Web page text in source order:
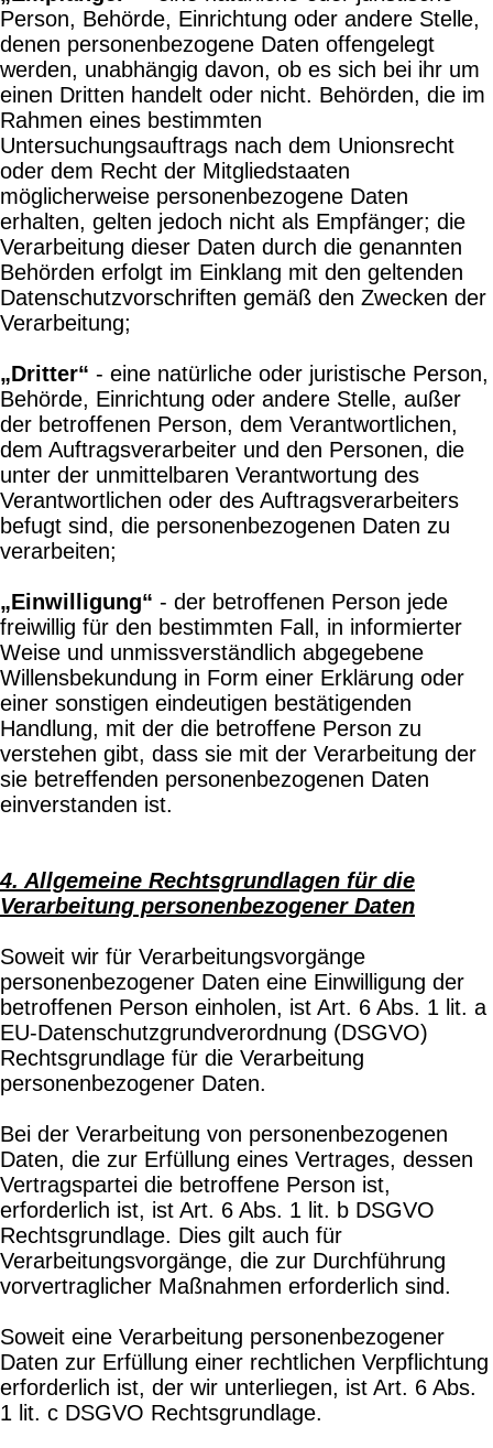
Person, Behörde, Einrichtung oder andere Stelle,
denen personenbezogene Daten offengelegt
werden, unabhängig davon, ob es sich bei ihr um
einen Dritten handelt oder nicht. Behörden, die im
Rahmen eines bestimmten
Untersuchungsauftrags nach dem Unionsrecht
oder dem Recht der Mitgliedstaaten
möglicherweise personenbezogene Daten
erhalten, gelten jedoch nicht als Empfänger; die
Verarbeitung dieser Daten durch die genannten
Behörden erfolgt im Einklang mit den geltenden
Datenschutzvorschriften gemäß den Zwecken der
Verarbeitung;
„Dritter“ - eine natürliche oder juristische Person,
Behörde, Einrichtung oder andere Stelle, außer
der betroffenen Person, dem Verantwortlichen,
dem Auftragsverarbeiter und den Personen, die
unter der unmittelbaren Verantwortung des
Verantwortlichen oder des Auftragsverarbeiters
befugt sind, die personenbezogenen Daten zu
verarbeiten;
„Einwilligung“ - der betroffenen Person jede
freiwillig für den bestimmten Fall, in informierter
Weise und unmissverständlich abgegebene
Willensbekundung in Form einer Erklärung oder
einer sonstigen eindeutigen bestätigenden
Handlung, mit der die betroffene Person zu
verstehen gibt, dass sie mit der Verarbeitung der
sie betreffenden personenbezogenen Daten
einverstanden ist.
4. Allgemeine Rechtsgrundlagen für die
Verarbeitung personenbezogener Daten
Soweit wir für Verarbeitungsvorgänge
personenbezogener Daten eine Einwilligung der
betroffenen Person einholen, ist Art. 6 Abs. 1 lit. a
EU-Datenschutzgrundverordnung (DSGVO)
Rechtsgrundlage für die Verarbeitung
personenbezogener Daten.
Bei der Verarbeitung von personenbezogenen
Daten, die zur Erfüllung eines Vertrages, dessen
Vertragspartei die betroffene Person ist,
erforderlich ist, ist Art. 6 Abs. 1 lit. b DSGVO
Rechtsgrundlage. Dies gilt auch für
Verarbeitungsvorgänge, die zur Durchführung
vorvertraglicher Maßnahmen erforderlich sind.
Soweit eine Verarbeitung personenbezogener
Daten zur Erfüllung einer rechtlichen Verpflichtung
erforderlich ist, der wir unterliegen, ist Art. 6 Abs.
1 lit. c DSGVO Rechtsgrundlage.